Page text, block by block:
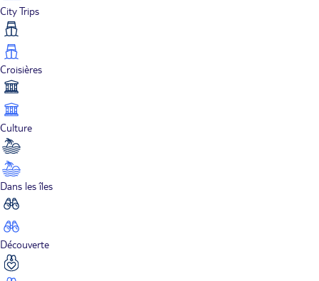
City Trips
Croisières
Culture
Dans les îles
Découverte